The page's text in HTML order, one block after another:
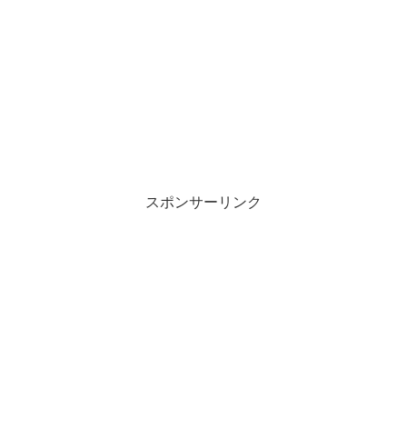
スポンサーリンク